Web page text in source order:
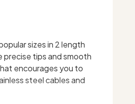
sizes in 2 length
precise tips and smooth
encourages you to
steel cables and